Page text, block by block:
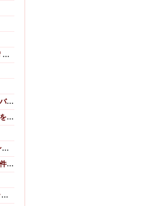
ロム(ROM：Remember of Majesty)
ロマンシングサガリ・ユニバース
この素晴らしい世界に祝福を！ファンタスティックデイズ(このファン)
ファントムオブキル(ファンキル)
転生したらスライムだった件 魔王と竜の建国譚(まおりゅう)
ワンピース バウンティラッシュ